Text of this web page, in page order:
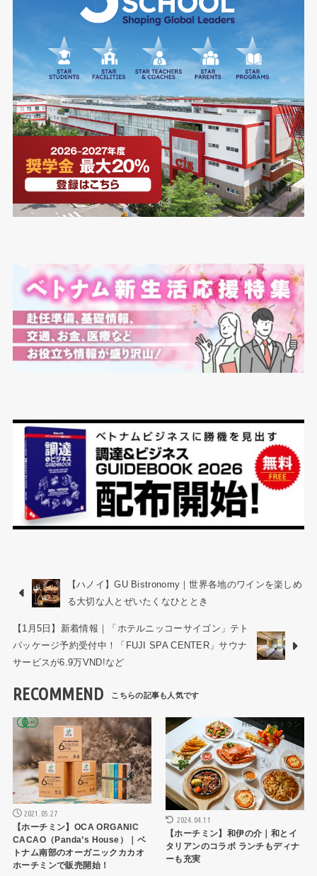
【ハノイ】GU Bistronomy｜世界各地のワインを楽しめ
る大切な人とぜいたくなひととき
【1月5日】新着情報｜「ホテルニッコーサイゴン」テト
パッケージ予約受付中！「FUJI SPA CENTER」サウナ
サービスが6.9万VND!など
RECOMMEND
ショップ・お店
2021.05.27
【ホーチミン】OCA ORGANIC
CACAO（Panda’s House）｜ベ
トナム南部のオーガニックカカオ
ホーチミンで販売開始！
HCMCレストラン
2024.04.11
【ホーチミン】和伊の介｜和とイ
タリアンのコラボ ランチもディナ
ーも充実